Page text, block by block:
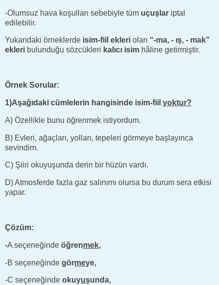
-Olumsuz hava koşulları sebebiyle tüm uçuşlar iptal
edilebilir.
Yukarıdaki örneklerde isim-fiil ekleri olan “-ma, - ış, - mak”
ekleri bulunduğu sözcükleri kalıcı isim hâline getirmiştir.
Örnek Sorular:
1)Aşağıdaki cümlelerin hangisinde isim-fiil yoktur?
A) Özellikle bunu öğrenmek istiyordum.
B) Evleri, ağaçları, yolları, tepeleri görmeye başlayınca
sevindim.
C) Şiiri okuyuşunda derin bir hüzün vardı.
D) Atmosferde fazla gaz salınımı olursa bu durum sera etkisi
yapar.
Çözüm:
-A seçeneğinde öğrenmek,
-B seçeneğinde görmeye,
-C seçeneğinde okuyuşunda,